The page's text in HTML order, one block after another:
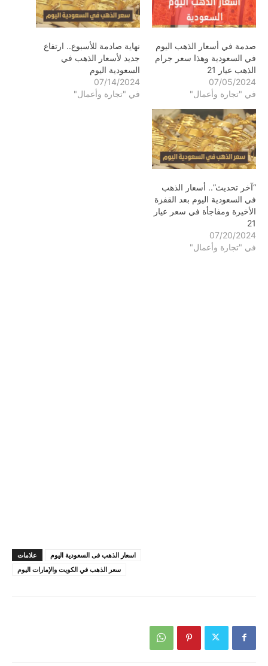
صدمة في أسعار الذهب اليوم
في السعودية وهذا سعر جرام
الذهب عيار 21
07/05/2024
في "تجارة وأعمال"
نهاية صادمة للأسبوع.. ارتفاع
جديد لأسعار الذهب في
السعودية اليوم
07/14/2024
في "تجارة وأعمال"
“آخر تحديث”.. أسعار الذهب
في السعودية اليوم بعد القفزة
الأخيرة ومفاجأة في سعر عيار
21
07/20/2024
في "تجارة وأعمال"
علامات
اسعار الذهب فى السعودية اليوم
سعر الذهب في الكويت والإمارات اليوم